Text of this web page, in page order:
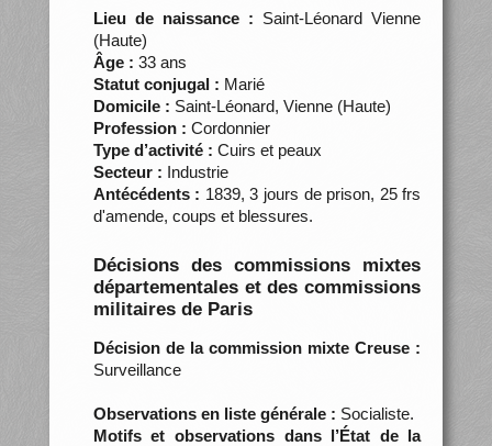
Lieu de naissance : Saint-Léonard Vienne
(Haute)
Âge : 33 ans
Statut conjugal : Marié
Domicile : Saint-Léonard, Vienne (Haute)
Profession : Cordonnier
Type d’activité : Cuirs et peaux
Secteur : Industrie
Antécédents : 1839, 3 jours de prison, 25 frs
d'amende, coups et blessures.
Décisions des commissions mixtes
départementales et des commissions
militaires de Paris
Décision de la commission mixte Creuse :
Surveillance
Observations en liste générale : Socialiste.
Motifs et observations dans l’État de la